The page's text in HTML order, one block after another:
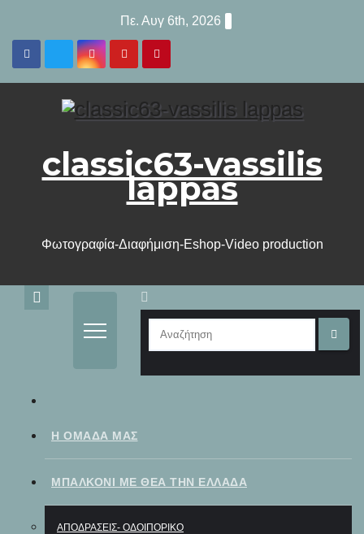
περιεχόμενο
Πε. Αυγ 6th, 2026
classic63-vassilis
lappas
Φωτογραφία-Διαφήμιση-Eshop-Video production
Η ΟΜΆΔΑ ΜΑΣ
ΜΠΑΛΚΟΝΙ ΜΕ ΘΕΑ ΤΗΝ ΕΛΛΑΔΑ
ΑΠΟΔΡΑΣΕΙΣ- ΟΔΟΙΠΟΡΙΚΟ